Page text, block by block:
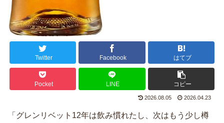
Twitter Facebook はてブ
Pocket LINE コピー
2026.08.05 2026.04.23
「グレンリベット12年は飲み慣れたし、次はもう少し樽